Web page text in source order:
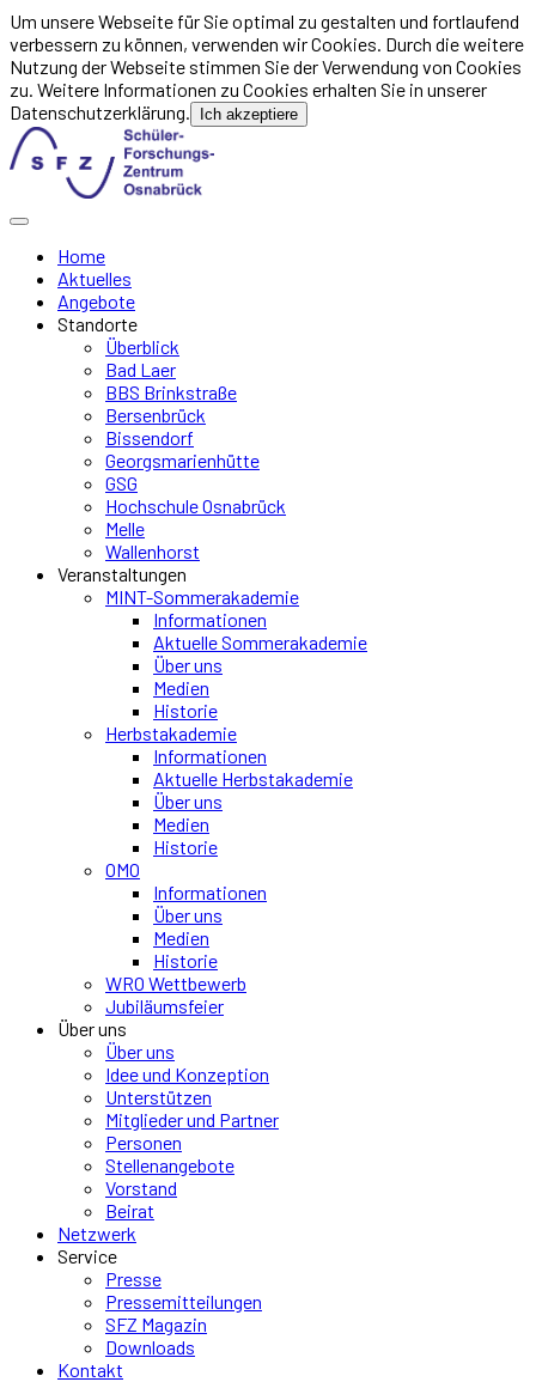
Um unsere Webseite für Sie optimal zu gestalten und fortlaufend
verbessern zu können, verwenden wir Cookies. Durch die weitere
Nutzung der Webseite stimmen Sie der Verwendung von Cookies
zu. Weitere Informationen zu Cookies erhalten Sie in unserer
Datenschutzerklärung.
Ich akzeptiere
Home
Aktuelles
Angebote
Standorte
Überblick
Bad Laer
BBS Brinkstraße
Bersenbrück
Bissendorf
Georgsmarienhütte
GSG
Hochschule Osnabrück
Melle
Wallenhorst
Veranstaltungen
MINT-Sommerakademie
Informationen
Aktuelle Sommerakademie
Über uns
Medien
Historie
Herbstakademie
Informationen
Aktuelle Herbstakademie
Über uns
Medien
Historie
OMO
Informationen
Über uns
Medien
Historie
WRO Wettbewerb
Jubiläumsfeier
Über uns
Über uns
Idee und Konzeption
Unterstützen
Mitglieder und Partner
Personen
Stellenangebote
Vorstand
Beirat
Netzwerk
Service
Presse
Pressemitteilungen
SFZ Magazin
Downloads
Kontakt